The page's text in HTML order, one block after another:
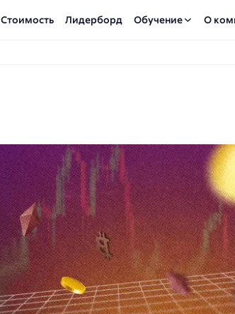
Стоимость Лидерборд Обучение О